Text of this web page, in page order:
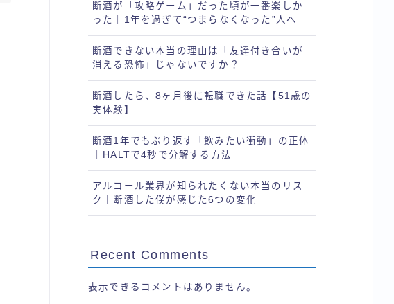
断酒が「攻略ゲーム」だった頃が一番楽しか
った｜1年を過ぎて“つまらなくなった”人へ
断酒できない本当の理由は「友達付き合いが
消える恐怖」じゃないですか？
断酒したら、8ヶ月後に転職できた話【51歳の
実体験】
断酒1年でもぶり返す「飲みたい衝動」の正体
｜HALTで4秒で分解する方法
アルコール業界が知られたくない本当のリス
ク｜断酒した僕が感じた6つの変化
Recent Comments
表示できるコメントはありません。